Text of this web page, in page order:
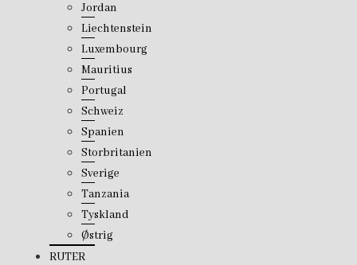
Jordan
Liechtenstein
Luxembourg
Mauritius
Portugal
Schweiz
Spanien
Storbritanien
Sverige
Tanzania
Tyskland
Østrig
RUTER